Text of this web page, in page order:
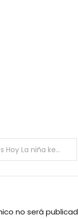
Concepción Contreras
no será